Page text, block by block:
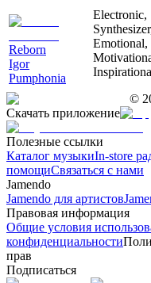
Reborn
Igor
Pumphonia
Electronic,
Emotional,
©
Скачать приложение
Полезные ссылки
Каталог музыкиIn-store
помощиСвязаться с нами
Jamendo
Jamendo для артистов
Правовая информация
Общие условия
конфиденциальности
прав
Подписаться